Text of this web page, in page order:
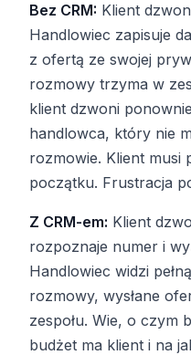
Bez CRM: Klient
Handlowiec zapisuje
z ofertą ze swojej
rozmowy trzyma w
klient dzwoni
handlowca, który nie
rozmowie. Klient musi
początku. Frustracja
Z CRM-em: Klient
rozpoznaje numer i
Handlowiec widzi
rozmowy, wysłane
zespołu. Wie, o czym
budżet ma klient i na